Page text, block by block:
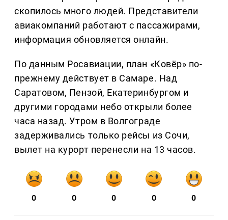
скопилось много людей. Представители
авиакомпаний работают с пассажирами,
информация обновляется онлайн.
По данным Росавиации, план «Ковёр» по-
прежнему действует в Самаре. Над
Саратовом, Пензой, Екатеринбургом и
другими городами небо открыли более
часа назад. Утром в Волгограде
задерживались только рейсы из Сочи,
вылет на курорт перенесли на 13 часов.
0 0 0 0 0